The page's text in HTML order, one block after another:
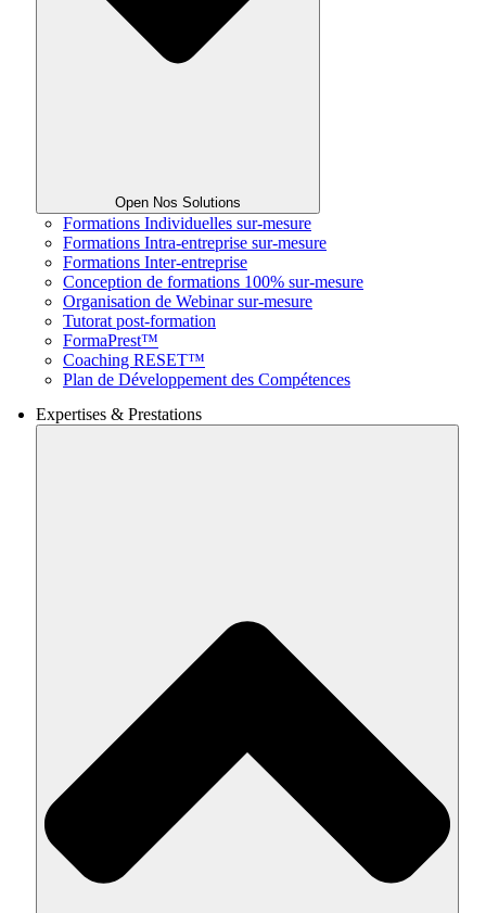
Open Nos Solutions
Formations Individuelles sur-mesure
Formations Intra-entreprise sur-mesure
Formations Inter-entreprise
Conception de formations 100% sur-mesure
Organisation de Webinar sur-mesure
Tutorat post-formation
FormaPrest™
Coaching RESET™
Plan de Développement des Compétences
Expertises & Prestations